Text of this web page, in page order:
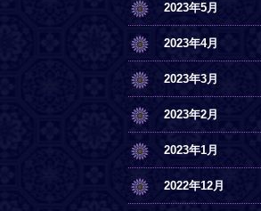
2023年5月
2023年4月
2023年3月
2023年2月
2023年1月
2022年12月